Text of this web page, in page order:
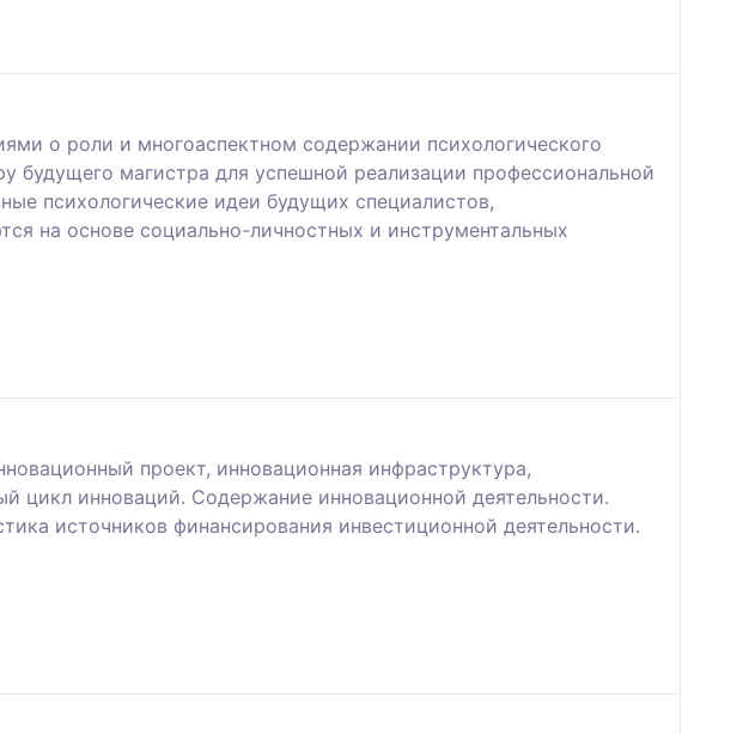
о роли и многоаспектном содержании психологического
будущего магистра для успешной реализации профессиональной
психологические идеи будущих специалистов,
на основе социально-личностных и инструментальных
проект, инновационная инфраструктура,
цикл инноваций. Содержание инновационной деятельности.
источников финансирования инвестиционной деятельности.